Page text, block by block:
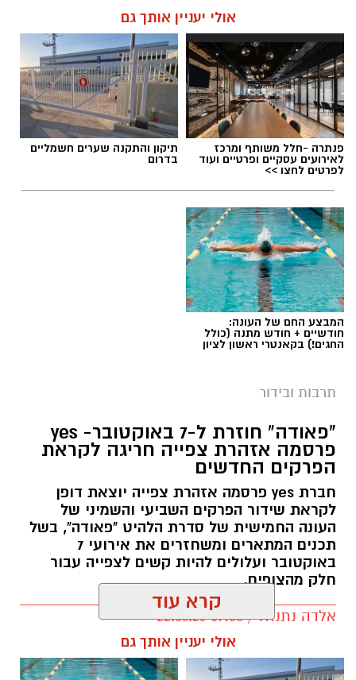
אולי יעניין אותך גם
פנתרה -חלל משותף ומרכז
לאירועים עסקיים ופרטיים ועוד
לפרטים לחצו >>
תיקון והתקנה שערים חשמליים
בדרום
המבצע החם של העונה:
חודשיים + חודש מתנה (כולל
החגים!) בקאנטרי ראשון לציון
תרבות ובידור
"פאודה" חוזרת ל-7 באוקטובר- yes
פרסמה אזהרת צפייה חריגה לקראת
הפרקים החדשים
חברת yes פרסמה אזהרת צפייה יוצאת דופן
לקראת שידור הפרקים השביעי והשמיני של
העונה החמישית של סדרת הלהיט "פאודה", בשל
תכנים המתארים ומשחזרים את אירועי 7
באוקטובר ועלולים להיות קשים לצפייה עבור
חלק מהצופים.
אלדה נתנאל / 09:58 22.06.26
פאודה" חוזרת ל-7 באוקטובר: yes
קרא עוד
אולי יעניין אותך גם